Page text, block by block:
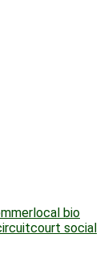
bio
social